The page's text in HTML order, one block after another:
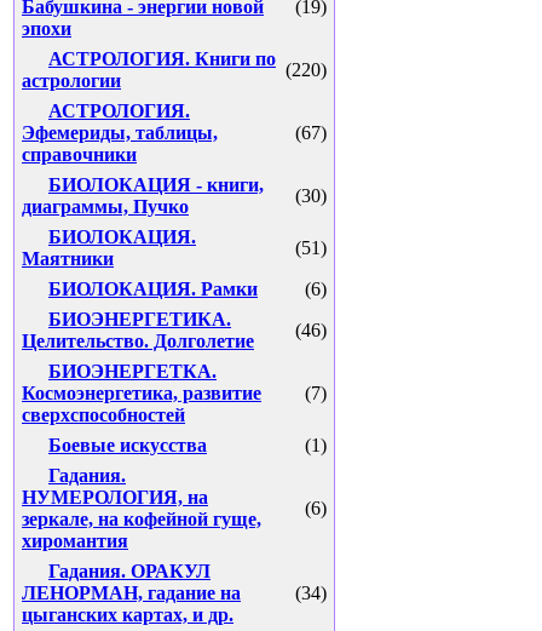
Бабушкина - энергии новой
эпохи
(19)
АСТРОЛОГИЯ. Книги по
астрологии
(220)
АСТРОЛОГИЯ.
Эфемериды, таблицы,
справочники
(67)
БИОЛОКАЦИЯ - книги,
диаграммы, Пучко
(30)
БИОЛОКАЦИЯ.
Маятники
(51)
БИОЛОКАЦИЯ. Рамки
(6)
БИОЭНЕРГЕТИКА.
Целительство. Долголетие
(46)
БИОЭНЕРГЕТКА.
Космоэнергетика, развитие
сверхспособностей
(7)
Боевые искусства
(1)
Гадания.
НУМЕРОЛОГИЯ, на
зеркале, на кофейной гуще,
хиромантия
(6)
Гадания. ОРАКУЛ
ЛЕНОРМАН, гадание на
цыганских картах, и др.
(34)